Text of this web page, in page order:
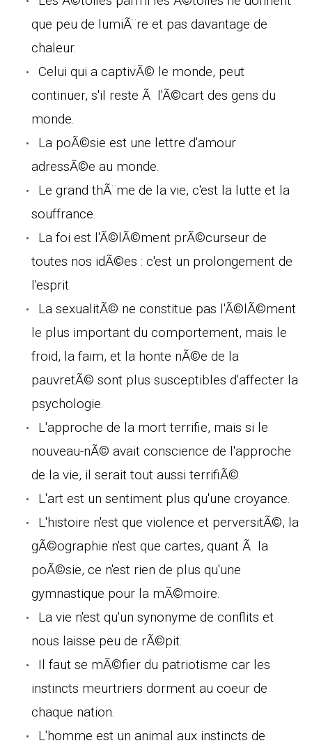
que peu de lumiÃ¨re et pas davantage de
chaleur.
Celui qui a captivÃ© le monde, peut
continuer, s'il reste Ã l'Ã©cart des gens du
monde.
La poÃ©sie est une lettre d'amour
adressÃ©e au monde.
Le grand thÃ¨me de la vie, c'est la lutte et la
souffrance.
La foi est l'Ã©lÃ©ment prÃ©curseur de
toutes nos idÃ©es : c'est un prolongement de
l'esprit.
La sexualitÃ© ne constitue pas l'Ã©lÃ©ment
le plus important du comportement, mais le
froid, la faim, et la honte nÃ©e de la
pauvretÃ© sont plus susceptibles d'affecter la
psychologie.
L'approche de la mort terrifie, mais si le
nouveau-nÃ© avait conscience de l'approche
de la vie, il serait tout aussi terrifiÃ©.
L'art est un sentiment plus qu'une croyance.
L'histoire n'est que violence et perversitÃ©, la
gÃ©ographie n'est que cartes, quant Ã la
poÃ©sie, ce n'est rien de plus qu'une
gymnastique pour la mÃ©moire.
La vie n'est qu'un synonyme de conflits et
nous laisse peu de rÃ©pit.
Il faut se mÃ©fier du patriotisme car les
instincts meurtriers dorment au coeur de
chaque nation.
L'homme est un animal aux instincts de